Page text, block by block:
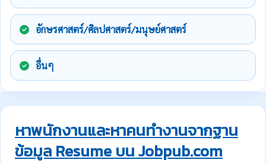
อักษรศาสตร์/ศิลปศาสตร์/มนุษย์ศาสตร์
อื่นๆ
หาพนักงานและหาคนทำงานจากฐาน
ข้อมูล Resume บน Jobpub.com